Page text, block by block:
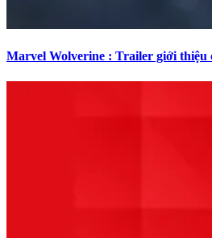
Marvel Wolverine : Trailer giới thiệu